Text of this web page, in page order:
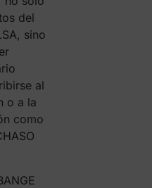
del
sino
al
o a la
como